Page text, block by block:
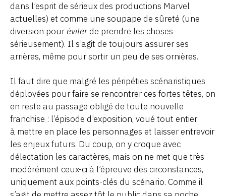
dans l’esprit de sérieux des productions Marvel
actuelles) et comme une soupape de sûreté (une
diversion pouréviterde prendre les choses
sérieusement). Il s’agit de toujours assurer ses
arrières, même pour sortir un peu de ses ornières.
Il faut dire que malgré les péripéties scénaristiques
déployées pour faire se rencontrer ces fortes têtes, on
en reste au passage obligé de toute nouvelle
franchise : l’épisode d’exposition, voué tout entier
à mettre en place les personnages et laisser entrevoir
les enjeux futurs. Du coup, on y croque avec
délectation les caractères, mais on ne met que très
modérément ceux-ci à l’épreuve des circonstances,
uniquement aux points-clés du scénario. Comme il